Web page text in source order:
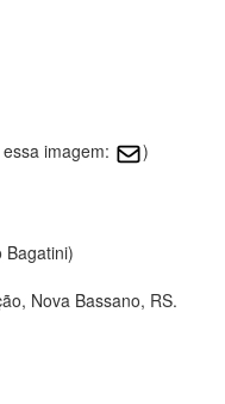
imagem:
)
Bagatini)
Nova Bassano, RS.